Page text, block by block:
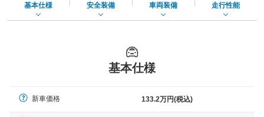
基本仕様 安全装備 車両装備 走行性能
基本仕様
新車価格 133.2万円(税込)